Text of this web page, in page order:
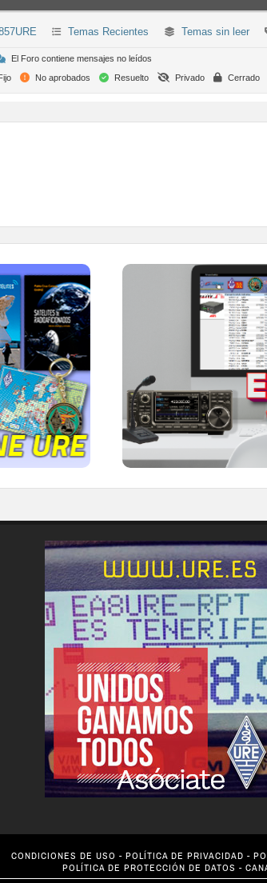
Temas Recientes Temas sin leer
El Foro contiene mensajes no leídos
No aprobados Resuelto Privado Cerrado
camisetas,
más...
Conoce el nuevo
ahora con nuevos
compatible
IR A
CONDICIONES DE USO - POLÍTICA DE PRIVACIDAD -
POLÍTICA DE PROTECCIÓN DE DATOS -